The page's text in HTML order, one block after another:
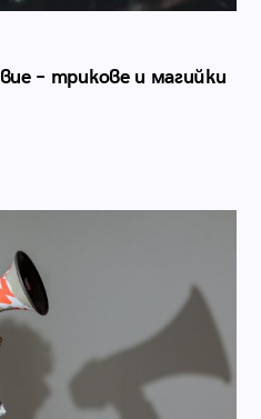
– трикове и магийки